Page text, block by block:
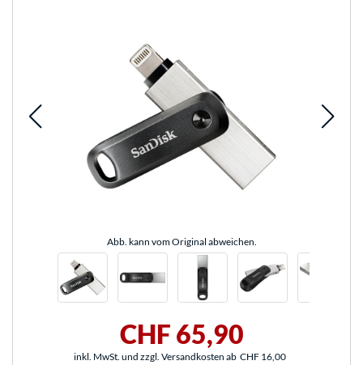
Abb. kann vom Original abweichen.
CHF 65,90
inkl. MwSt. und zzgl. Versandkosten ab CHF 16,00